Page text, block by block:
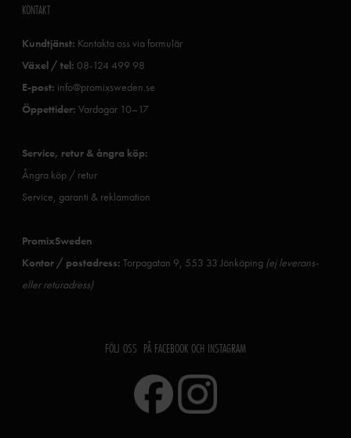
KONTAKT
Kundtjänst: Kontakta oss via formulär
Växel / tel: 08-124 499 98
E-post: info@promixsweden.se
Öppettider: Vardagar 10–17
Service, retur & ångra köp:
Ångra köp / retur
Service, garanti & reklamation
PromixSweden
Kontor / postadress: Torpagatan 9, 553 33 Jönköping (ej leverans-
eller returadress)
FÖLJ OSS PÅ FACEBOOK OCH INSTAGRAM